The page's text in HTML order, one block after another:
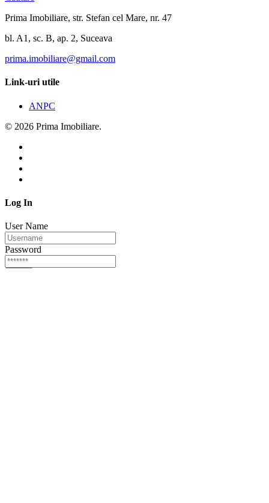
Prima Imobiliare, str. Stefan cel Mare, nr. 47
bl. A1, sc. B, ap. 2, Suceava
prima.imobiliare@gmail.com
Link-uri utile
ANPC
© 2026 Prima Imobiliare.
Log In
User Name
Password